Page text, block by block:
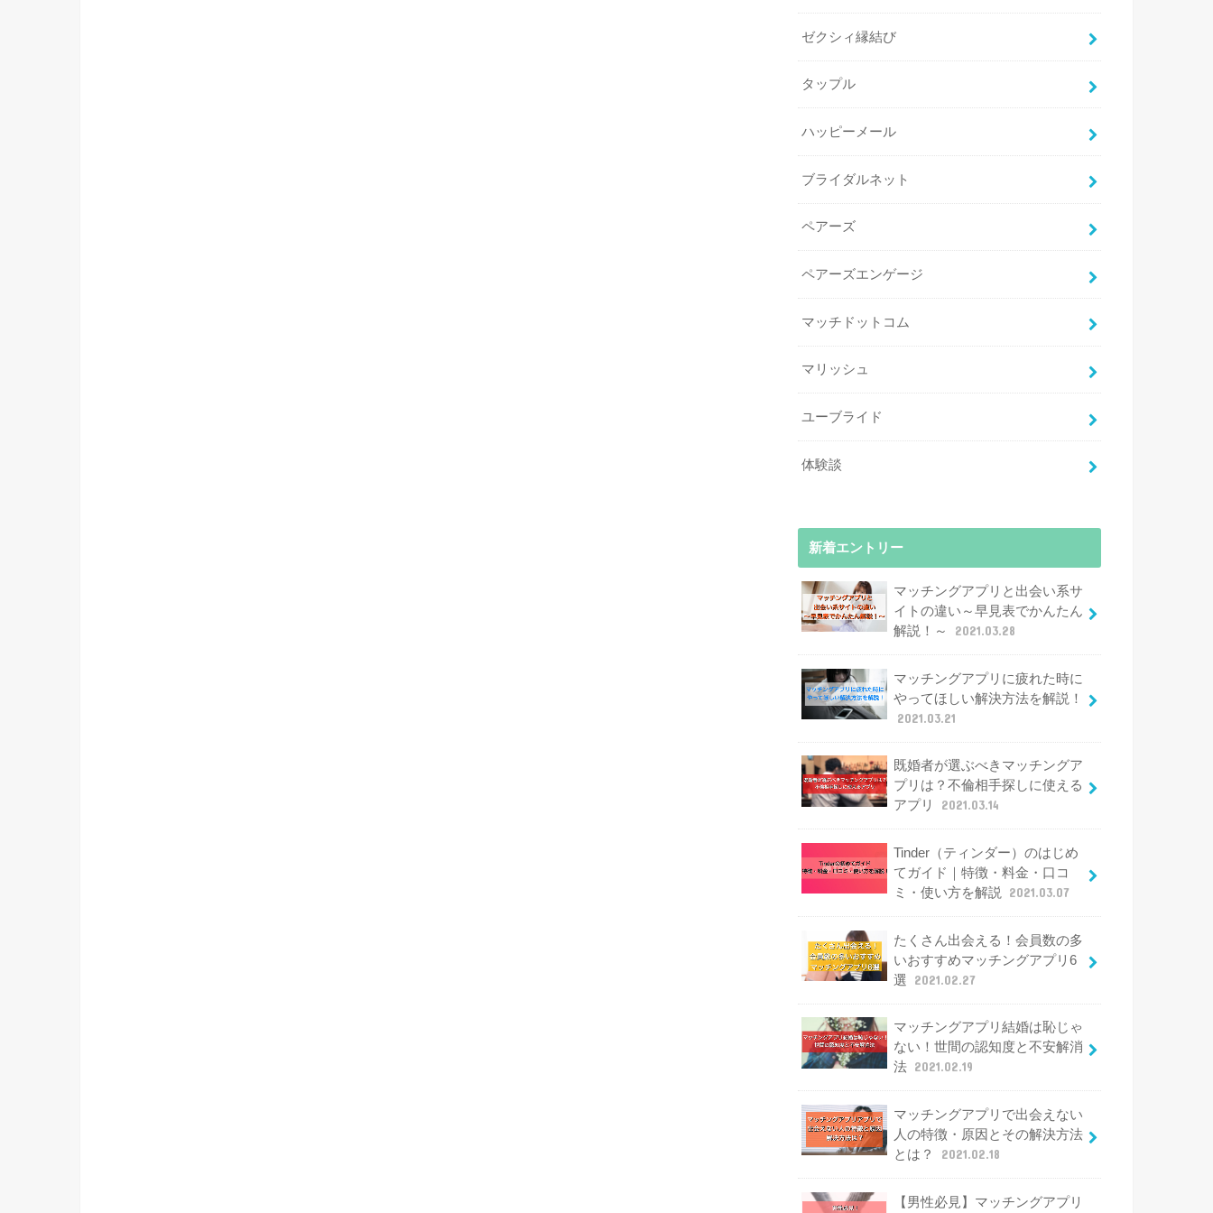
ゼクシィ縁結び
タップル
ハッピーメール
ブライダルネット
ペアーズ
ペアーズエンゲージ
マッチドットコム
マリッシュ
ユーブライド
体験談
新着エントリー
マッチングアプリと出会い系サ
イトの違い～早見表でかんたん
解説！～
2021.03.28
マッチングアプリに疲れた時に
やってほしい解決方法を解説！
2021.03.21
既婚者が選ぶべきマッチングア
プリは？不倫相手探しに使える
アプリ
2021.03.14
Tinder（ティンダー）のはじめ
てガイド｜特徴・料金・口コ
ミ・使い方を解説
2021.03.07
たくさん出会える！会員数の多
いおすすめマッチングアプリ6
選
2021.02.27
マッチングアプリ結婚は恥じゃ
ない！世間の認知度と不安解消
法 2021.02.19
マッチングアプリで出会えない
人の特徴・原因とその解決方法
とは？
2021.02.18
【男性必見】マッチングアプリ